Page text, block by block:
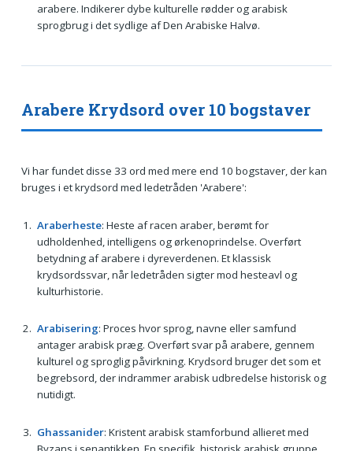
arabere. Indikerer dybe kulturelle rødder og arabisk
sprogbrug i det sydlige af Den Arabiske Halvø.
Arabere Krydsord over 10 bogstaver
Vi har fundet disse 33 ord med mere end 10 bogstaver, der kan
bruges i et krydsord med ledetråden 'Arabere':
Araberheste: Heste af racen araber, berømt for
udholdenhed, intelligens og ørkenoprindelse. Overført
betydning af arabere i dyreverdenen. Et klassisk
krydsordssvar, når ledetråden sigter mod hesteavl og
kulturhistorie.
Arabisering: Proces hvor sprog, navne eller samfund
antager arabisk præg. Overført svar på arabere, gennem
kulturel og sproglig påvirkning. Krydsord bruger det som et
begrebsord, der indrammer arabisk udbredelse historisk og
nutidigt.
Ghassanider: Kristent arabisk stamforbund allieret med